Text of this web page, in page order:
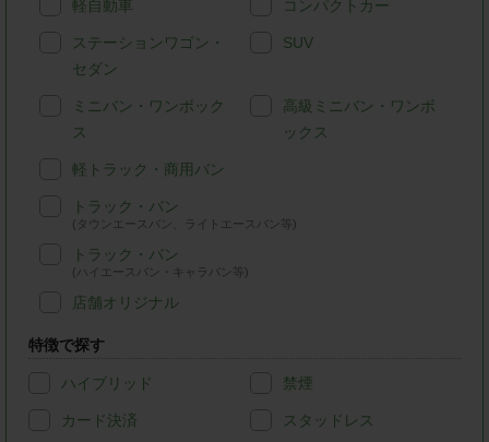
軽自動車 コンパクトカー
ステーションワゴン・
セダン
SUV
ミニバン・ワンボック
ス
高級ミニバン・ワンボ
ックス
軽トラック・商用バン
トラック・バン
(タウンエースバン、ライトエースバン等)
トラック・バン
(ハイエースバン・キャラバン等)
店舗オリジナル
特徴で探す
ハイブリッド 禁煙
カード決済 スタッドレス